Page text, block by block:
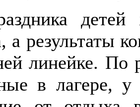
а результаты
линейке. По
в лагере,